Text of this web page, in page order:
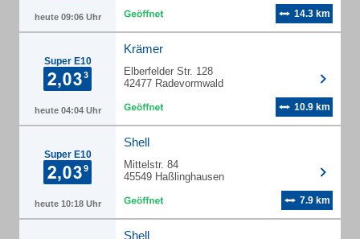
heute 09:06 Uhr 14.3 km
Super E10
heute 04:04 Uhr
Krämer
Elberfelder Str. 128
42477 Radevormwald
10.9 km
Super E10
heute 10:18 Uhr
Shell
Mittelstr. 84
45549 Haßlinghausen
7.9 km
Shell